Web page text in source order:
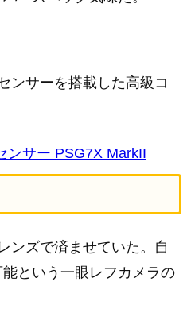
ンサーを搭載した高級コ
ンサー PSG7X MarkII
ンズで済ませていた。自
という一眼レフカメラの